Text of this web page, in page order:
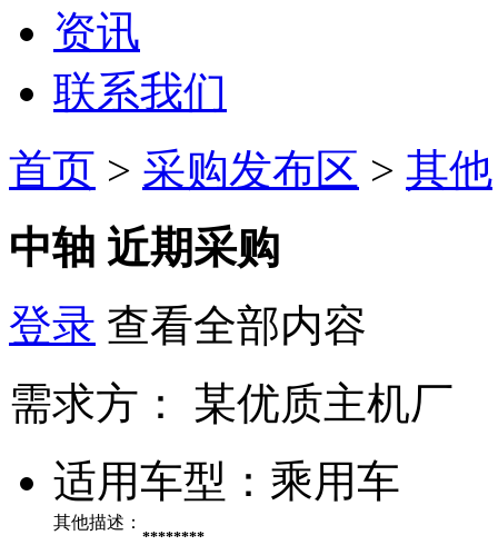
资讯
联系我们
首页 > 采购发布区 > 其他
中轴 近期采购
登录 查看全部内容
需求方：
某优质主机厂
适用车型： 乘用车
其他描述：
********